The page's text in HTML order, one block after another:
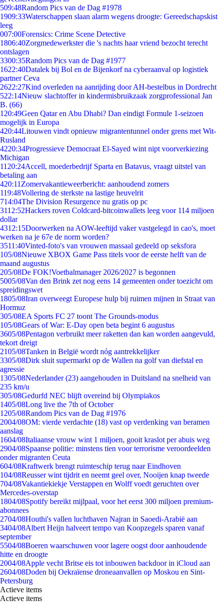
509:48Random Pics van de Dag #1978
1909:33Waterschappen slaan alarm wegens droogte: Gereedschapskist
leeg
007:00Forensics: Crime Scene Detective
1806:40Zorgmedewerkster die 's nachts haar vriend bezocht terecht
ontslagen
3300:35Random Pics van de Dag #1977
1622:40Datalek bij Bol en de Bijenkorf na cyberaanval op logistiek
partner Ceva
2622:27Kind overleden na aanrijding door AH-bestelbus in Dordrecht
522:14Nieuw slachtoffer in kindermisbruikzaak zorgprofessional Jan
B. (66)
1 20:49Geen Qatar en Abu Dhabi? Dan eindigt Formule 1-seizoen
mogelijk in Europa
420:44Litouwen vindt opnieuw migrantentunnel onder grens met Wit-
Rusland
4220:34Progressieve Democraat El-Sayed wint nipt voorverkiezing
Michigan
11 20:24Accell, moederbedrijf Sparta en Batavus, vraagt uitstel van
betaling aan
420:11 Zomervakantieweerbericht: aanhoudend zomers
119:48Vollering de sterkste na lastige heuvelrit
714:04The Division Resurgence nu gratis op pc
3112:52Hackers roven Coldcard-bitcoinwallets leeg voor 114 miljoen
dollar
4312:15Doorwerken na AOW-leeftijd vaker vastgelegd in cao's, moet
werken na je 67e de norm worden?
3511:40Vinted-foto's van vrouwen massaal gedeeld op seksfora
105/08Nieuwe XBOX Game Pass titels voor de eerste helft van de
maand augustus
205/08De FOK!Voetbalmanager 2026/2027 is begonnen
5005/08Van den Brink zet nog eens 14 gemeenten onder toezicht om
spreidingswet
1805/08Iran overweegt Europese hulp bij ruimen mijnen in Straat van
Hormuz
305/08EA Sports FC 27 toont The Grounds-modus
105/08Gears of War: E-Day open beta begint 6 augustus
3605/08Pentagon verbruikt meer raketten dan kan worden aangevuld,
tekort dreigt
2105/08Tanken in België wordt nóg aantrekkelijker
3305/08Dirk sluit supermarkt op de Wallen na golf van diefstal en
agressie
1305/08Nederlander (23) aangehouden in Duitsland na snelheid van
235 km/u
305/08Gedurfd NEC blijft overeind bij Olympiakos
1405/08Long live the 7th of October
1205/08Random Pics van de Dag #1976
2004/08OM: vierde verdachte (18) vast op verdenking van beramen
aanslag
1604/08Italiaanse vrouw wint 1 miljoen, gooit kraslot per abuis weg
2904/08Spaanse politie: minstens tien voor terrorisme veroordeelden
onder migranten Ceuta
604/08Kraftwerk brengt ruimteschip terug naar Eindhoven
104/08Reusser wint tijdrit en neemt geel over, Nooijen knap tweede
704/08Vakantiekiekje Verstappen en Wolff voedt geruchten over
Mercedes-overstap
1804/08Spotify bereikt mijlpaal, voor het eerst 300 miljoen premium-
abonnees
2704/08Houthi's vallen luchthaven Najran in Saoedi-Arabië aan
3404/08Albert Heijn halveert tempo van Koopzegels sparen vanaf
september
5504/08Boeren waarschuwen voor lagere oogst door aanhoudende
hitte en droogte
2004/08Apple vecht Britse eis tot inbouwen backdoor in iCloud aan
2604/08Doden bij Oekraïense droneaanvallen op Moskou en Sint-
Petersburg
Actieve items
Actieve items